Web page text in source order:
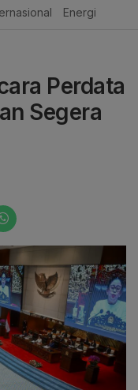
Energi
Perdata
Segera